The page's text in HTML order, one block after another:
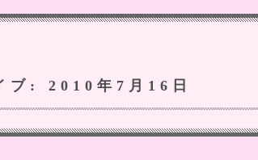
ブ: 2010年7月16日